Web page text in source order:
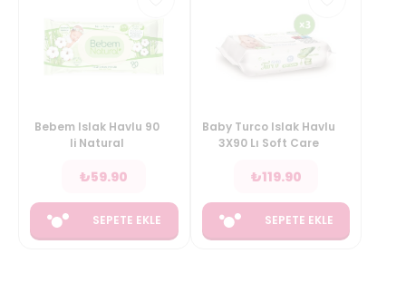
Bebem Islak Havlu 90
li Natural
₺59.90
SEPETE EKLE
Baby Turco Islak Havlu
3X90 Lı Soft Care
₺119.90
SEPETE EKLE